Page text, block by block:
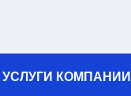
УСЛУГИ КОМПАНИИ